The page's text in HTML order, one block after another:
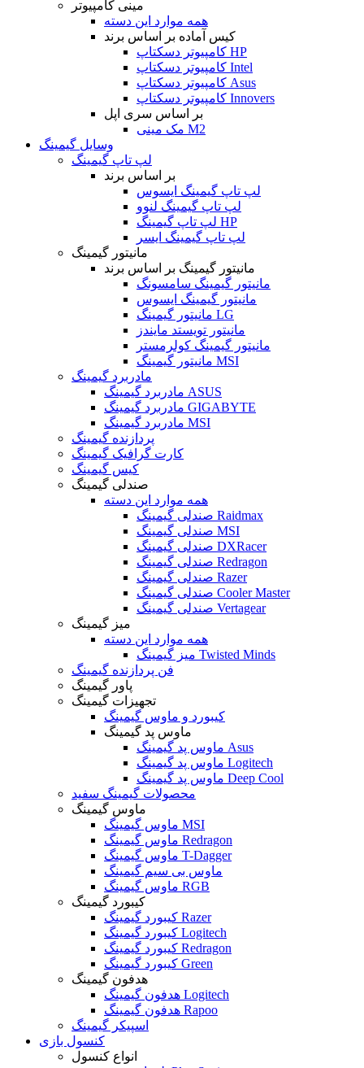
مینی کامپیوتر
همه موارد این دسته
کیس آماده بر اساس برند
کامپیوتر دسکتاپ HP
کامپیوتر دسکتاپ Intel
کامپیوتر دسکتاپ Asus
کامپیوتر دسکتاپ Innovers
بر اساس سری اپل
مک مینی M2
وسایل گیمینگ
لپ تاپ گیمینگ
بر اساس برند
لپ تاپ گیمینگ ایسوس
لپ تاپ گیمینگ لنوو
لپ تاپ گیمینگ HP
لپ تاپ گیمینگ ایسر
مانیتور گیمینگ
مانیتور گیمینگ بر اساس برند
مانیتور گیمینگ سامسونگ
مانیتور گیمینگ ایسوس
مانیتور گیمینگ LG
مانیتور تویستد مایندز
مانیتور گیمینگ کولرمستر
مانیتور گیمینگ MSI
مادربرد گیمینگ
مادربرد گیمینگ ASUS
مادربرد گیمینگ GIGABYTE
مادربرد گیمینگ MSI
پردازنده گیمینگ
کارت گرافیک گیمینگ
کیس گیمینگ
صندلی گیمینگ
همه موارد این دسته
صندلی گیمینگ Raidmax
صندلی گیمینگ MSI
صندلی گیمینگ DXRacer
صندلی گیمینگ Redragon
صندلی گیمینگ Razer
صندلی گیمینگ Cooler Master
صندلی گیمینگ Vertagear
میز گیمینگ
همه موارد این دسته
میز گیمینگ Twisted Minds
فن پردازنده گیمینگ
پاور گیمینگ
تجهیزات گیمینگ
کیبورد و ماوس گیمینگ
ماوس پد گیمینگ
ماوس پد گیمینگ Asus
ماوس پد گیمینگ Logitech
ماوس پد گیمینگ Deep Cool
محصولات گیمینگ سفید
ماوس گیمینگ
ماوس گیمینگ MSI
ماوس گیمینگ Redragon
ماوس گیمینگ T-Dagger
ماوس بی سیم گیمینگ
ماوس گیمینگ RGB
کیبورد گیمینگ
کیبورد گیمینگ Razer
کیبورد گیمینگ Logitech
کیبورد گیمینگ Redragon
کیبورد گیمینگ Green
هدفون گیمینگ
هدفون گیمینگ Logitech
هدفون گیمینگ Rapoo
اسپیکر گیمینگ
کنسول بازی
انواع کنسول